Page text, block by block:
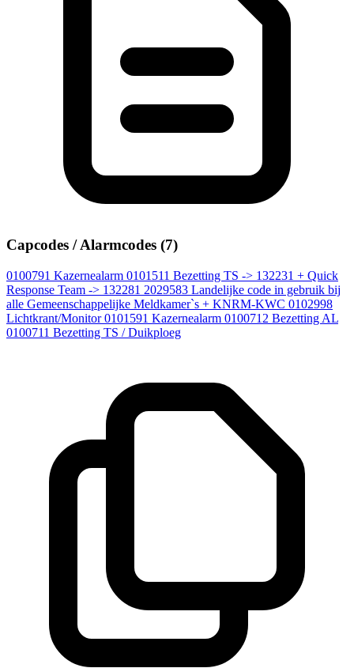
Capcodes / Alarmcodes (7)
0100791 Kazernealarm 0101511 Bezetting TS -> 132231 + Quick
Response Team -> 132281 2029583 Landelijke code in gebruik bij
alle Gemeenschappelijke Meldkamer`s + KNRM-KWC 0102998
Lichtkrant/Monitor 0101591 Kazernealarm 0100712 Bezetting AL
0100711 Bezetting TS / Duikploeg